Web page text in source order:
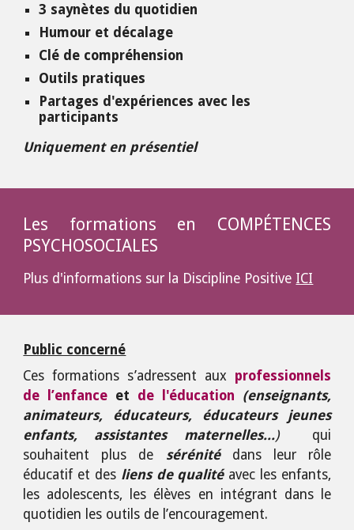
3 saynètes du quotidien
Humour et décalage
Clé de compréhension
Outils pratiques
Partages d'expériences avec les
participants
Uniquement en présentiel
Les formations en COMPÉTENCES
PSYCHOSOCIALES
Plus d'informations sur la Discipline Positive ICI
Public concerné
Ces formations s’adressent aux professionnels
de l’enfance et de l'éducation (enseignants,
animateurs, éducateurs, éducateurs jeunes
enfants, assistantes maternelles...)
qui
souhaitent plus de sérénité dans leur rôle
éducatif et des liens de qualitéavec les enfants,
les adolescents, les élèves en intégrant dans le
quotidien les outils de l’encouragement.